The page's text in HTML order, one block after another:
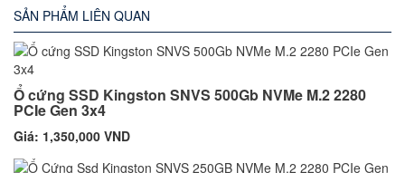
SẢN PHẨM LIÊN QUAN
Ổ cứng SSD Kingston SNVS 500Gb NVMe M.2 2280
PCIe Gen 3x4
Giá: 1,350,000 VND